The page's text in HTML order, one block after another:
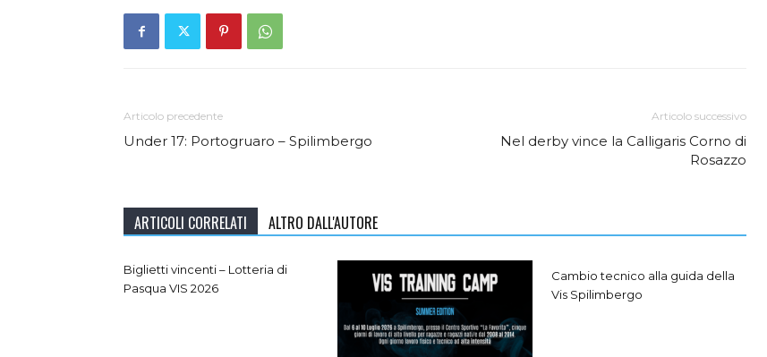
Articolo precedente
Under 17: Portogruaro – Spilimbergo
Articolo successivo
Nel derby vince la Calligaris Corno di
Rosazzo
ARTICOLI CORRELATI ALTRO DALL'AUTORE
Biglietti vincenti – Lotteria di
Pasqua VIS 2026
Cambio tecnico alla guida della
Vis Spilimbergo